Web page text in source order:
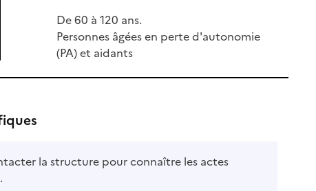
De 60 à 120 ans.
Personnes âgées en perte d'autonomie
(PA) et aidants
la structure pour connaître les actes